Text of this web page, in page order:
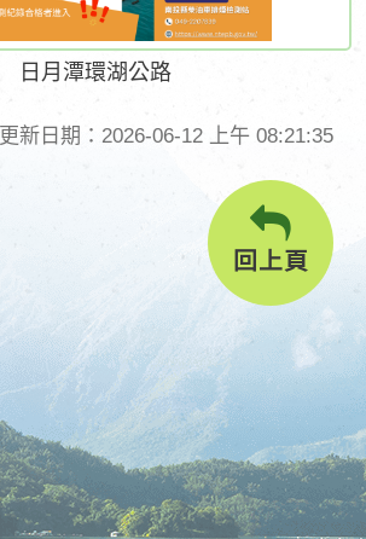
日月潭環湖公路
更新日期： 2026-06-12 上午 08:21:35
回上頁